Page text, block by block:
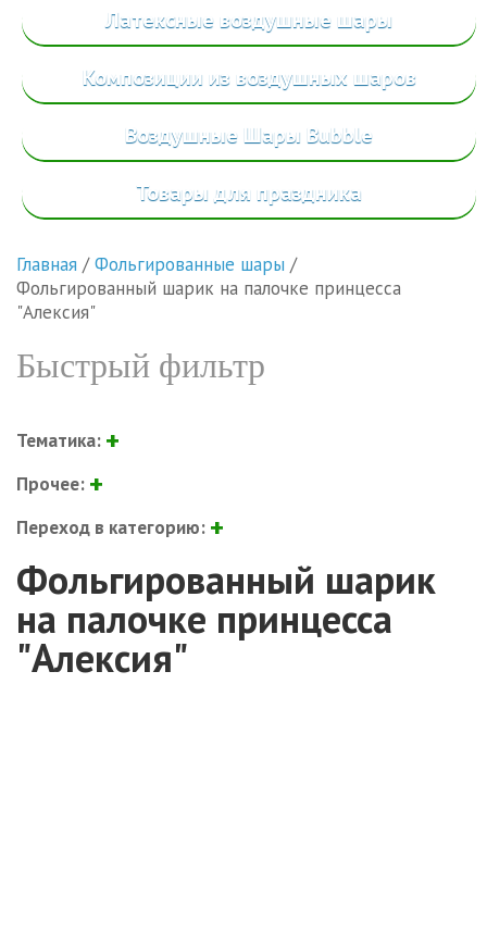
Латексные воздушные шары
Композиции из воздушных шаров
Воздушные Шары Bubble
Товары для праздника
Главная /Фольгированные шары /
Фольгированный шарик на палочке принцесса
"Алексия"
Быстрый фильтр
Тематика:
Прочее:
Переход в категорию:
Фольгированный шарик
на палочке принцесса
"Алексия"